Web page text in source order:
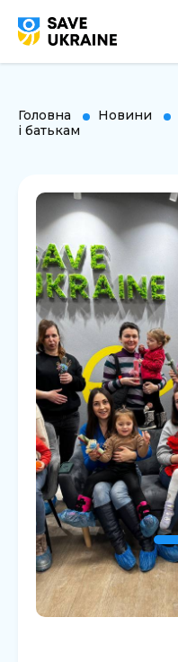
Головна Новини
і батькам